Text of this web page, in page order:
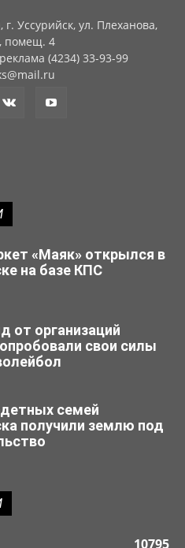
Уссурийск, ул. Плеханова,
помещ. 4
(4234) 33-93-99
«Маяк» открылся в
на базе КПС
от организаций
свои силы
семей
получили землю под
10795